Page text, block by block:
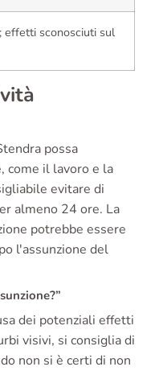
effetti sconosciuti sul
possa
come il lavoro e la
evitare di
almeno 24 ore. La
potrebbe essere
l'assunzione del
dei potenziali effetti
visivi, si consiglia di
non si è certi di non